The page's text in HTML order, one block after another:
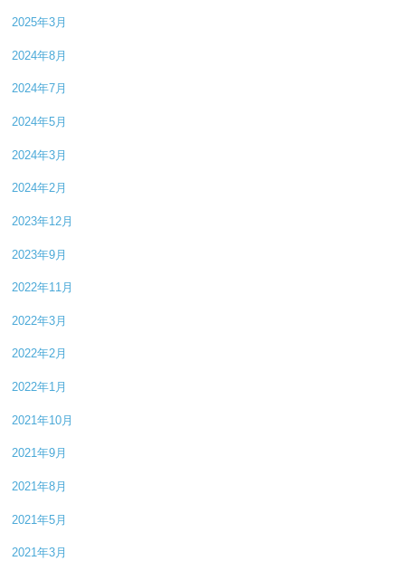
2025年3月
2024年8月
2024年7月
2024年5月
2024年3月
2024年2月
2023年12月
2023年9月
2022年11月
2022年3月
2022年2月
2022年1月
2021年10月
2021年9月
2021年8月
2021年5月
2021年3月